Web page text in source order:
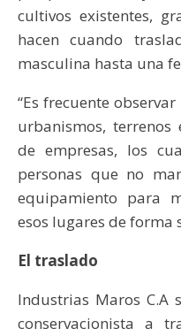
cultivos existentes,
hacen cuando
masculina hasta una
“Es frecuente
urbanismos, terrenos
de empresas, los
personas que no
equipamiento para
esos lugares de forma
El traslado
Industrias Maros C.A
conservacionista a